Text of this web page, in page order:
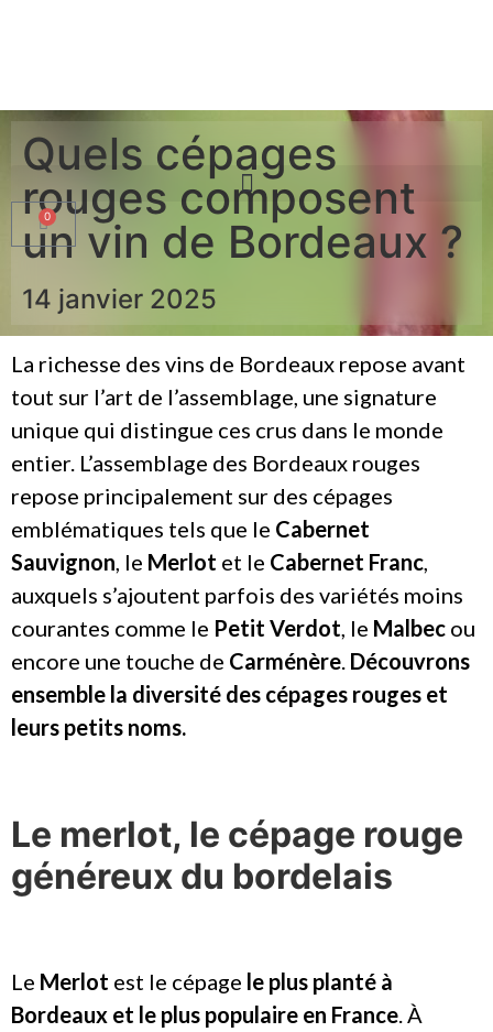
0
Quels cépages
rouges composent
un vin de Bordeaux ?
14 janvier 2025
La richesse des vins de Bordeaux repose avant
tout sur l’art de l’assemblage, une signature
unique qui distingue ces crus dans le monde
entier. L’assemblage des Bordeaux rouges
repose principalement sur des cépages
emblématiques tels que le Cabernet
Sauvignon, le Merlot et le Cabernet Franc,
auxquels s’ajoutent parfois des variétés moins
courantes comme le Petit Verdot, le Malbec ou
encore une touche de Carménère. Découvrons
ensemble la diversité des cépages rouges et
leurs petits noms.
Le merlot, le cépage rouge
généreux du bordelais
Le Merlot est le cépage le plus planté à
Bordeaux et le plus populaire en France . À